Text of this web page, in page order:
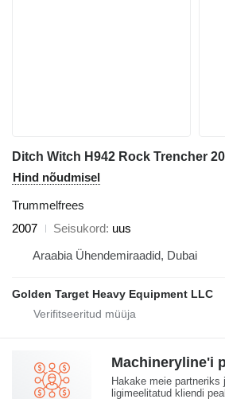
Ditch Witch H942 Rock Trencher
Hind nõudmisel
Trummelfrees
2007
Seisukord uus
Araabia Ühendemiraadid, Dubai
Golden Target Heavy Equipment LLC
Machineryline'i
Hakake meie partneriks
ligimeelitatud kliendi